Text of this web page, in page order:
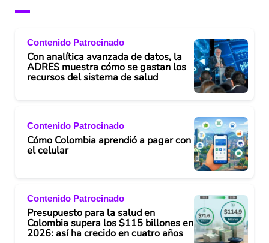
Contenido Patrocinado
Con analítica avanzada de datos, la
ADRES muestra cómo se gastan los
recursos del sistema de salud
Contenido Patrocinado
Cómo Colombia aprendió a pagar con
el celular
Contenido Patrocinado
Presupuesto para la salud en
Colombia supera los $115 billones en
2026: así ha crecido en cuatro años